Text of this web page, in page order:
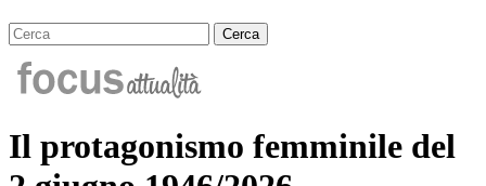
Il protagonismo femminile del